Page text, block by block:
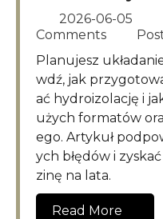
2026-06-05
Comments
Planujesz układanie płytek w łazience? Spra
wdź, jak
ać hydroizolację i
użych formatów
ego. Artykuł
ych błędów i
zinę na lata.
Read More